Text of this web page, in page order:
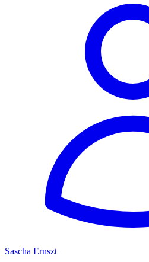
Sascha Ernszt